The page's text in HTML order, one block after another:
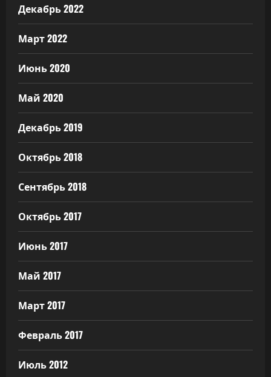
Декабрь 2022
Март 2022
Июнь 2020
Май 2020
Декабрь 2019
Октябрь 2018
Сентябрь 2018
Октябрь 2017
Июнь 2017
Май 2017
Март 2017
Февраль 2017
Июль 2012